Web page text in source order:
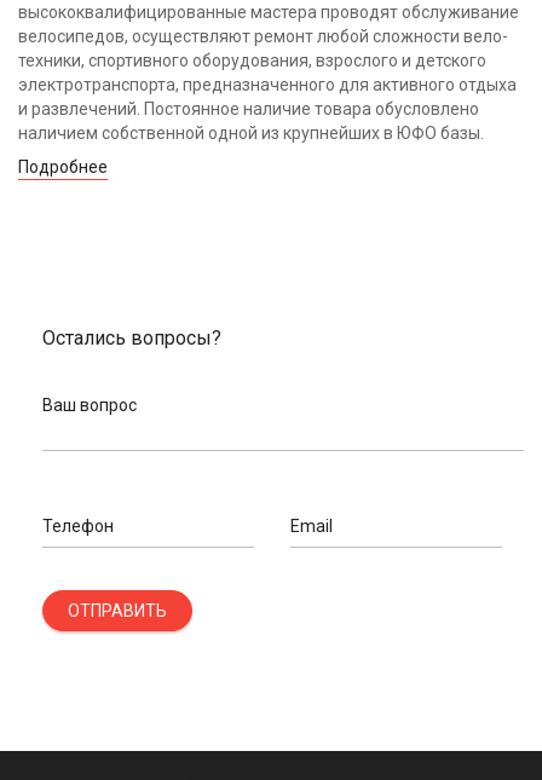
высококвалифицированные мастера проводят обслуживание
велосипедов, осуществляют ремонт любой сложности вело-
техники, спортивного оборудования, взрослого и детского
электротранспорта, предназначенного для активного отдыха
и развлечений. Постоянное наличие товара обусловлено
наличием собственной одной из крупнейших в ЮФО базы.
Подробнее
Остались вопросы?
Ваш вопрос
Телефон Email
ОТПРАВИТЬ